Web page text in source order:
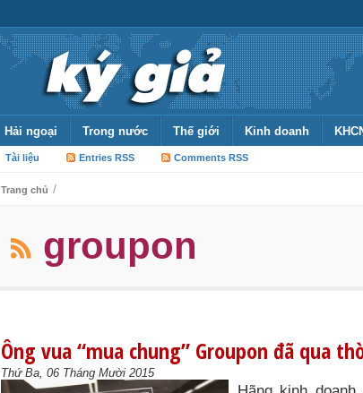
Hải ngoại Trong nước Thế giới Kinh doanh
Tài liệu Entries RSS Comments RSS
Trang chủ /
groupon
Ông vua “mua chung” Groupon đã qua
Thứ Ba, 06 Tháng Mười 2015